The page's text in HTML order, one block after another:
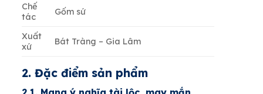
Chế
tác
Gốm sứ
Xuất
xứ
Bát Tràng – Gia Lâm
2. Đặc điểm sản phẩm